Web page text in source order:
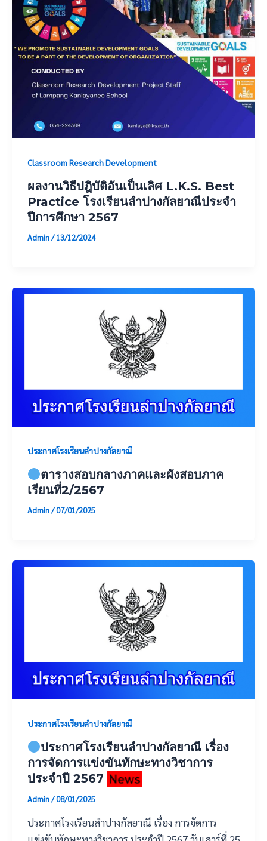
Classroom Research Development
ผลงานวิธีปฎิบัติ​อันเป็นเลิศ​ L.K.S.​ Best​
Practice​ ​โรงเรียนลำปางกัลยาณีประจำ
ปีการศึกษา​ 2567
Admin/13/12/2024
ประกาศโรงเรียนลำปางกัลยาณี
ตารางสอบกลางภาคและผังสอบภาค
เรียนที่2/2567
Admin/07/01/2025
ประกาศโรงเรียนลำปางกัลยาณี
ประกาศโรงเรียนลำปางกัลยาณี เรื่อง
การจัดการแข่งขันทักษะทางวิชาการ
ประจำปี 2567
Admin/08/01/2025
ประกาศโรงเรียนลำปางกัลยาณี เรื่อง การจัดการ